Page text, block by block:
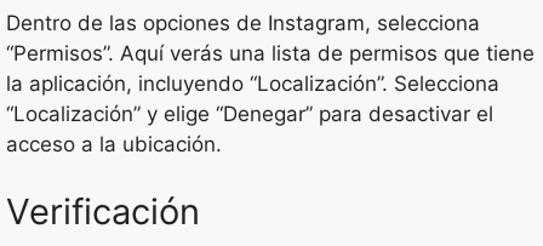
Dentro de las opciones de Instagram, selecciona
“Permisos”. Aquí verás una lista de permisos que tiene
la aplicación, incluyendo “Localización”. Selecciona
“Localización” y elige “Denegar” para desactivar el
acceso a la ubicación.
Verificación